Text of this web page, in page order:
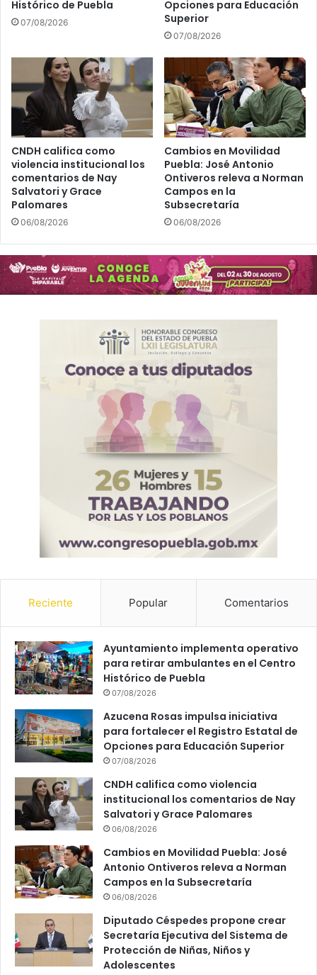
Histórico de Puebla
07/08/2026
Opciones para Educación
Superior
07/08/2026
CNDH califica como
violencia institucional los
comentarios de Nay
Salvatori y Grace
Palomares
06/08/2026
Cambios en Movilidad
Puebla: José Antonio
Ontiveros releva a Norman
Campos en la
Subsecretaría
06/08/2026
Reciente Popular Comentarios
Ayuntamiento implementa operativo
para retirar ambulantes en el Centro
Histórico de Puebla
07/08/2026
Azucena Rosas impulsa iniciativa
para fortalecer el Registro Estatal de
Opciones para Educación Superior
07/08/2026
CNDH califica como violencia
institucional los comentarios de Nay
Salvatori y Grace Palomares
06/08/2026
Cambios en Movilidad Puebla: José
Antonio Ontiveros releva a Norman
Campos en la Subsecretaría
06/08/2026
Diputado Céspedes propone crear
Secretaría Ejecutiva del Sistema de
Protección de Niñas, Niños y
Adolescentes